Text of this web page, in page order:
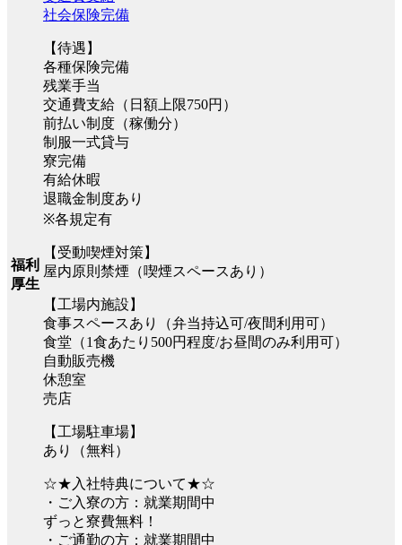
福利
厚生
社会保険完備
【待遇】
各種保険完備
残業手当
交通費支給（日額上限750円）
前払い制度（稼働分）
制服一式貸与
寮完備
有給休暇
退職金制度あり
※各規定有
【受動喫煙対策】
屋内原則禁煙（喫煙スペースあり）
【工場内施設】
食事スペースあり（弁当持込可/夜間利用可）
食堂（1食あたり500円程度/お昼間のみ利用可）
自動販売機
休憩室
売店
【工場駐車場】
あり（無料）
☆★入社特典について★☆
・ご入寮の方：就業期間中
ずっと寮費無料！
・ご通勤の方：就業期間中